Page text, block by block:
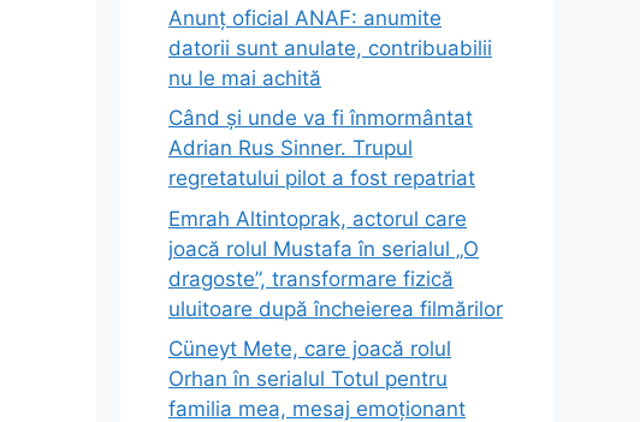
Anunț oficial ANAF: anumite
datorii sunt anulate, contribuabilii
nu le mai achită
Când și unde va fi înmormântat
Adrian Rus Sinner. Trupul
regretatului pilot a fost repatriat
Emrah Altintoprak, actorul care
joacă rolul Mustafa în serialul „O
dragoste”, transformare fizică
uluitoare după încheierea filmărilor
Cüneyt Mete, care joacă rolul
Orhan în serialul Totul pentru
familia mea, mesaj emoționant